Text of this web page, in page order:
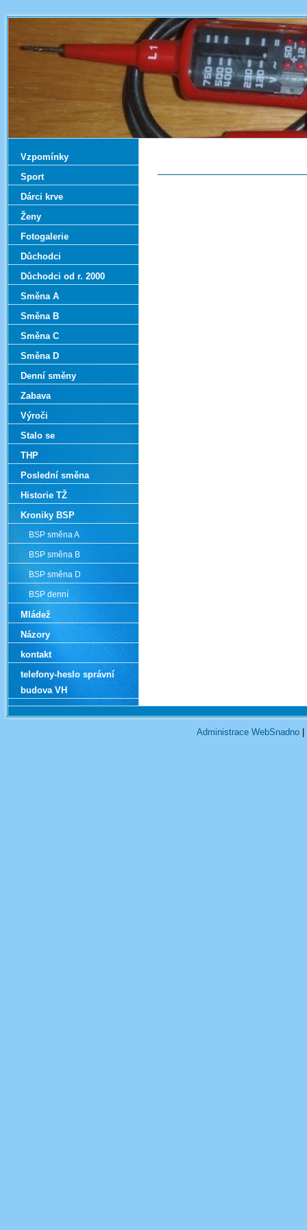
Vzpomínky
Sport
Dárci krve
Ženy
Fotogalerie
Důchodci
Důchodci od r. 2000
Směna A
Směna B
Směna C
Směna D
Denní směny
Zabava
Výroči
Stalo se
THP
Poslední směna
Historie TŽ
Kroniky BSP
BSP směna A
BSP směna B
BSP směna D
BSP denní
Mládež
Názory
kontakt
telefony-heslo správní
budova VH
Administrace WebSnadno|